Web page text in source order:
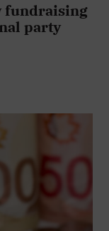
fundraising
party